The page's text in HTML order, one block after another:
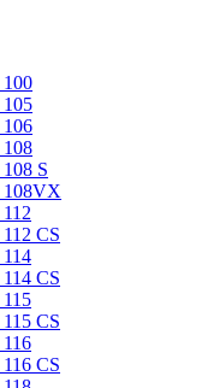
S
108VX
CS
CS
CS
CS